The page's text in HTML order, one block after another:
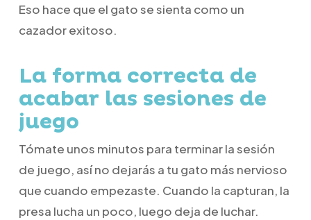
Eso hace que el gato se sienta como un
cazador exitoso.
La forma correcta de
acabar las sesiones de
juego
Tómate unos minutos para terminar la sesión
de juego, así no dejarás a tu gato más nervioso
que cuando empezaste. Cuando la capturan, la
presa lucha un poco, luego deja de luchar.